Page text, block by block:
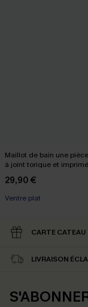
Maillot de bain une
à joint torique et
29,90 €
Ventre plat
CARTE CATEAU
LIVRAISON